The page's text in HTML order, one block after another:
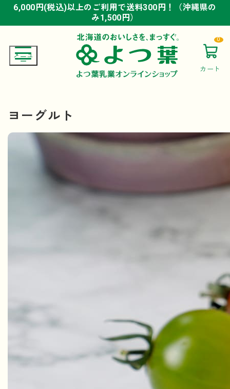
6,000円(税込)以上のご利用で送料300円！（沖縄県の
み1,500円）
6,000円(税込)以上のご利用で送料300円！（沖縄県の
み1,500円）
6,000円(税込)以上のご利用で送料300円！（沖縄県の
み1,500円）
カート
0
ヨーグルト